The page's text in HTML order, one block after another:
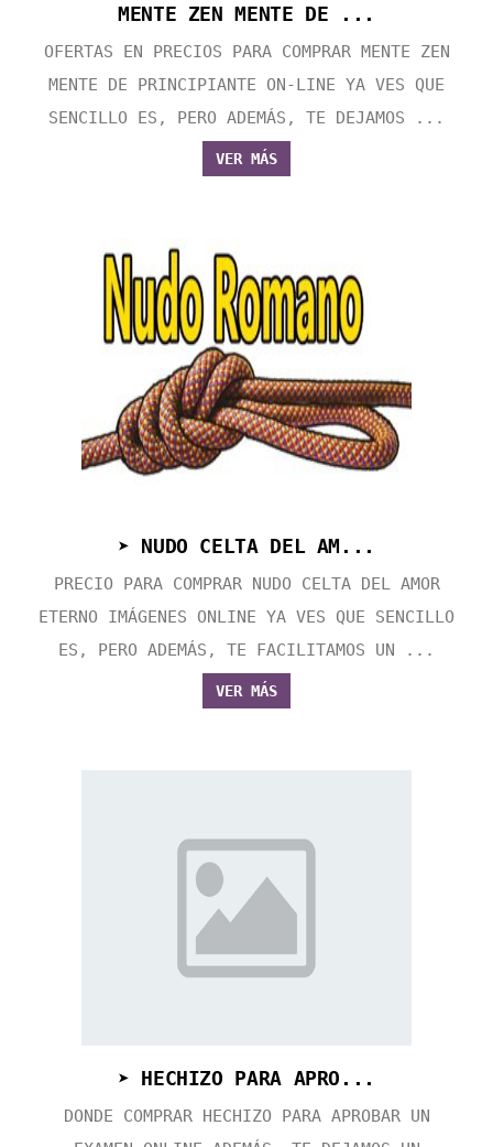
MENTE ZEN MENTE DE ...
OFERTAS EN PRECIOS PARA COMPRAR MENTE ZEN
MENTE DE PRINCIPIANTE ON-LINE YA VES QUE
SENCILLO ES, PERO ADEMÁS, TE DEJAMOS ...
VER MÁS
➤ NUDO CELTA DEL AM...
PRECIO PARA COMPRAR NUDO CELTA DEL AMOR
ETERNO IMÁGENES ONLINE YA VES QUE SENCILLO
ES, PERO ADEMÁS, TE FACILITAMOS UN ...
VER MÁS
➤ HECHIZO PARA APRO...
DONDE COMPRAR HECHIZO PARA APROBAR UN